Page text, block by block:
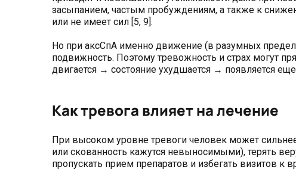
засыпанием, частым пробуждениям, а также к
или не имеет сил [5, 9].
Но при аксСпА именно движение (в разумных
подвижность. Поэтому тревожность и страх могут
двигается → состояние ухудшается → появляется
Как тревога влияет на лечение
При высоком уровне тревоги человек может
или скованность кажутся невыносимыми), терять
пропускать прием препаратов и избегать визитов к